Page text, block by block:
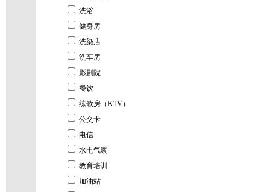
洗浴
健身房
洗染店
洗车房
影剧院
餐饮
练歌房（KTV）
公交卡
电信
水电气暖
教育培训
加油站